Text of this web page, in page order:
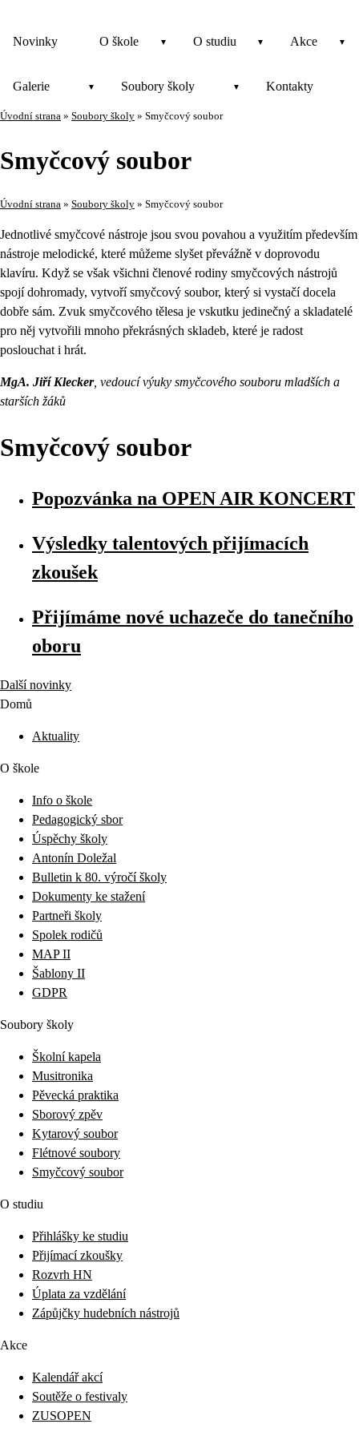
Novinky O škole O studiu Akce
Galerie Soubory školy Kontakty
Úvodní strana » Soubory školy » Smyčcový soubor
Smyčcový soubor
Úvodní strana » Soubory školy » Smyčcový soubor
Jednotlivé smyčcové nástroje jsou svou povahou a využitím především
nástroje melodické, které můžeme slyšet převážně v doprovodu
klavíru. Když se však všichni členové rodiny smyčcových nástrojů
spojí dohromady, vytvoří smyčcový soubor, který si vystačí docela
dobře sám. Zvuk smyčcového tělesa je vskutku jedinečný a skladatelé
pro něj vytvořili mnoho překrásných skladeb, které je radost
poslouchat i hrát.
MgA. Jiří Klecker, vedoucí výuky smyčcového souboru mladších a
starších žáků
Smyčcový soubor
Popozvánka na OPEN AIR KONCERT
Výsledky talentových přijímacích
zkoušek
Přijímáme nové uchazeče do tanečního
oboru
Další novinky
Domů
Aktuality
O škole
Info o škole
Pedagogický sbor
Úspěchy školy
Antonín Doležal
Bulletin k 80. výročí školy
Dokumenty ke stažení
Partneři školy
Spolek rodičů
MAP II
Šablony II
GDPR
Soubory školy
Školní kapela
Musitronika
Pěvecká praktika
Sborový zpěv
Kytarový soubor
Flétnové soubory
Smyčcový soubor
O studiu
Přihlášky ke studiu
Přijímací zkoušky
Rozvrh HN
Úplata za vzdělání
Zápůjčky hudebních nástrojů
Akce
Kalendář akcí
Soutěže o festivaly
ZUSOPEN